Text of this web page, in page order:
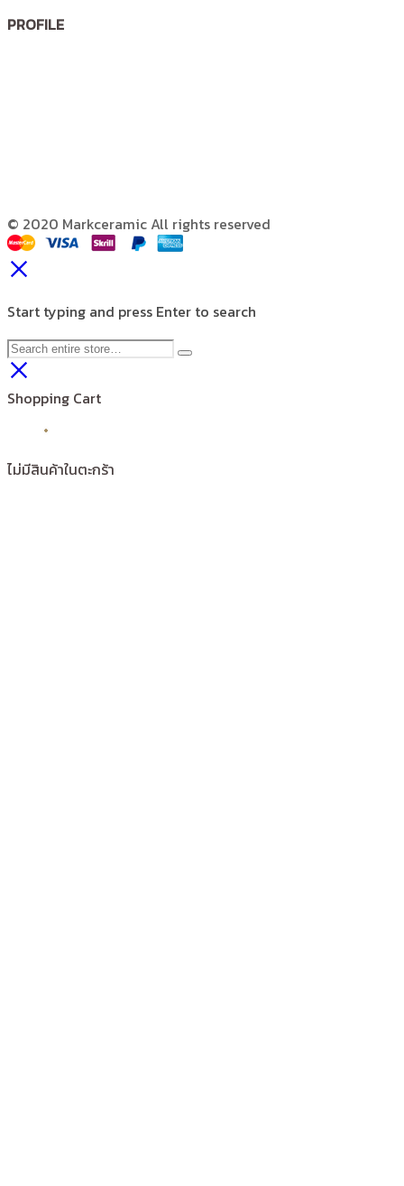
PROFILE
© 2020 Markceramic All rights reserved
Start typing and press Enter to search
Shopping Cart
ไม่มีสินค้าในตะกร้า